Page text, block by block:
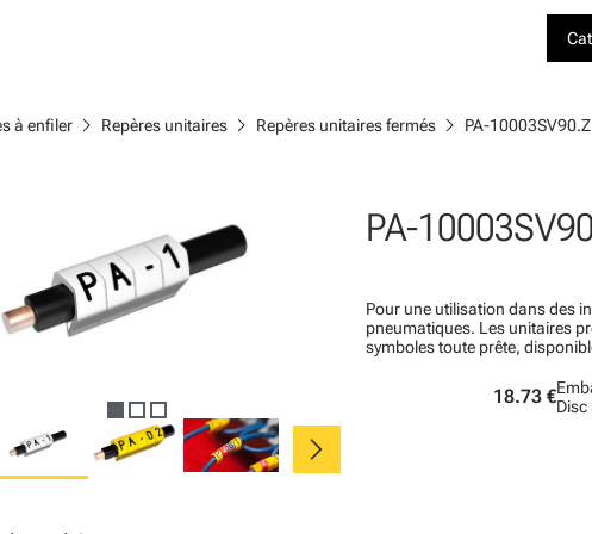
à enfiler chevron_right Repères unitaires chevron_right Repères unitaires fermés chevron_right PA-10003SV90.Z
chevron_right
PA-
Pour une utilisation dans des
pneumatiques. Les unitaires
symboles toute prête,
18.73 €Disc